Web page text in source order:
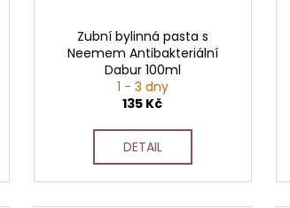
Zubní bylinná pasta s
Neemem Antibakteriální
Dabur 100ml
1 - 3 dny
135 Kč
DETAIL